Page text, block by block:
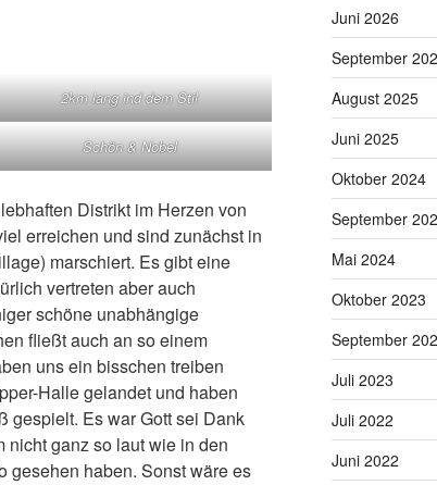
2km lang ind dem Stil
Schön & Nobel
Distrikt im Herzen von
erreichen und sind zunächst in
marschiert. Es gibt eine
vertreten aber auch
schöne unabhängige
fließt auch an so einem
uns ein bisschen treiben
Halle gelandet und haben
gespielt. Es war Gott sei Dank
nicht ganz so laut wie in den
gesehen haben. Sonst wäre es
Juni 2026
September
August 2025
Juni 2025
Oktober 2024
September
Mai 2024
Oktober 2023
September
Juli 2023
Juli 2022
Juni 2022